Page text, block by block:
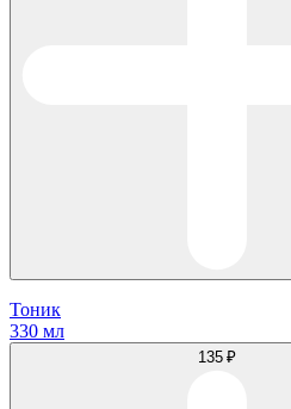
Тоник
330 мл
135 ₽